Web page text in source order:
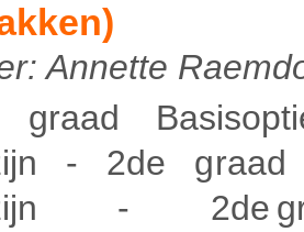
Annette
graad
- 2de graad
- 2de